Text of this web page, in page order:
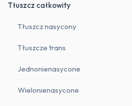
Tłuszcz całkowity
Tłuszcz nasycony
Tłuszcze trans
Jednonienasycone
Wielonienasycone